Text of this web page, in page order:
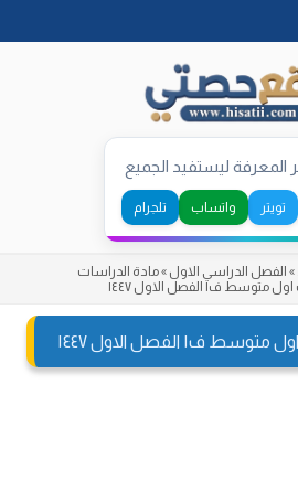
ليستفيد الجميع
تويتر واتساب تلجرام
» الفصل الدراسي الاول »مادة الدراسات
ف١ الفصل الاول ١٤٤٧
ف١ الفصل الاول ١٤٤٧